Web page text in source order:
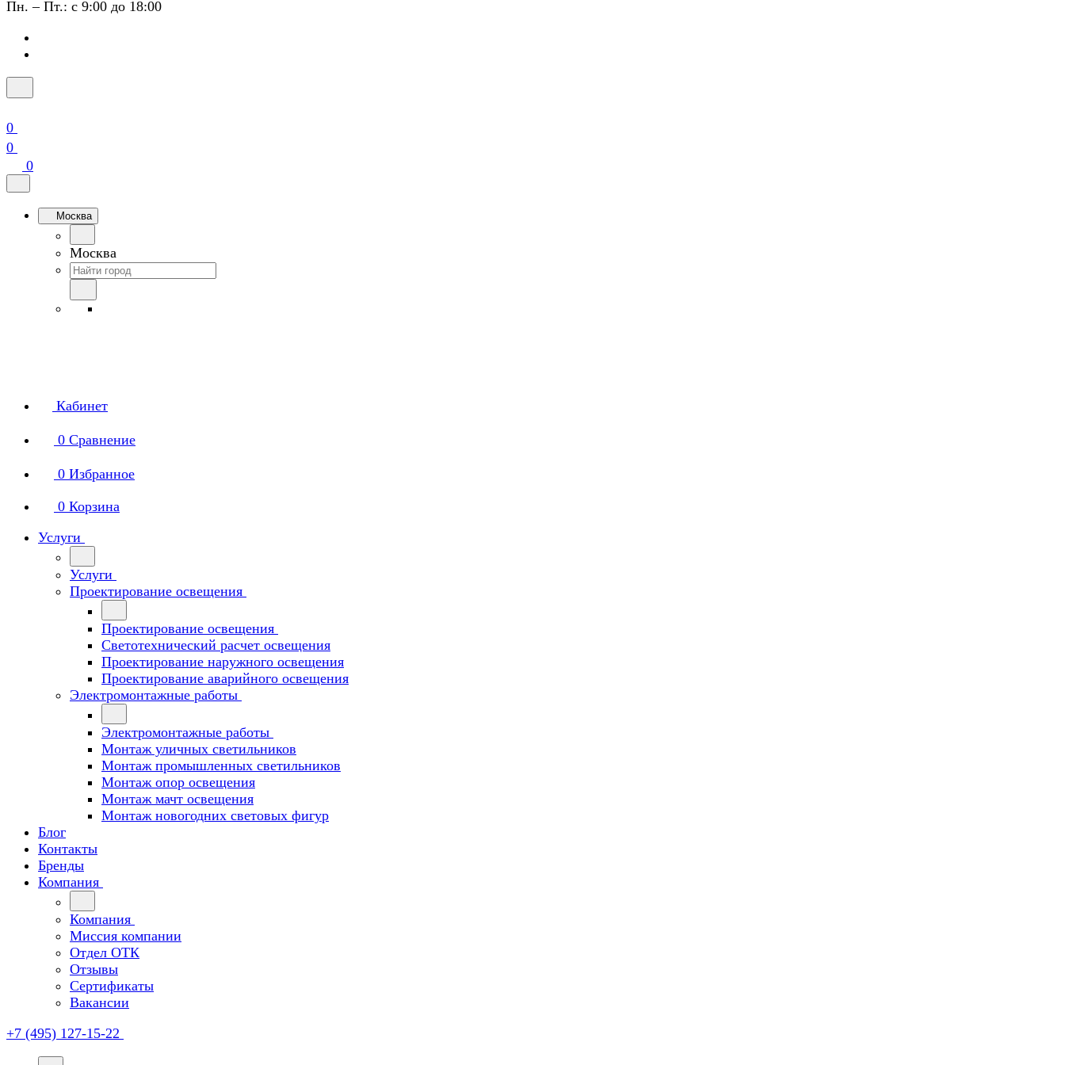
Пн. – Пт.: с 9:00 до 18:00
0
0
0
Москва
Москва
Кабинет
0 Сравнение
0 Избранное
0 Корзина
Услуги
Услуги
Проектирование освещения
Проектирование освещения
Светотехнический расчет освещения
Проектирование наружного освещения
Проектирование аварийного освещения
Электромонтажные работы
Электромонтажные работы
Монтаж уличных светильников
Монтаж промышленных светильников
Монтаж опор освещения
Монтаж мачт освещения
Монтаж новогодних световых фигур
Блог
Контакты
Бренды
Компания
Компания
Миссия компании
Отдел ОТК
Отзывы
Сертификаты
Вакансии
+7 (495) 127-15-22